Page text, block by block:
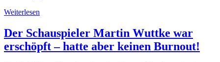
Weiterlesen
Der Schauspieler Martin Wuttke war
erschöpft – hatte aber keinen Burnout!